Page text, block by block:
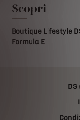
Scopri
Boutique Lifestyle
Formula E
DS